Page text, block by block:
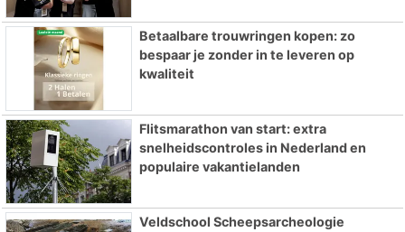
Betaalbare trouwringen kopen: zo
bespaar je zonder in te leveren op
kwaliteit
Flitsmarathon van start: extra
snelheidscontroles in Nederland en
populaire vakantielanden
Veldschool Scheepsarcheologie